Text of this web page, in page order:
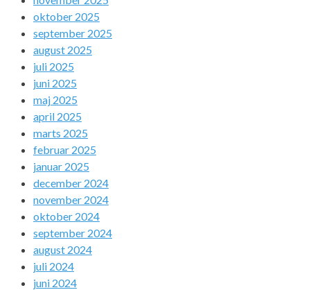
oktober 2025
september 2025
august 2025
juli 2025
juni 2025
maj 2025
april 2025
marts 2025
februar 2025
januar 2025
december 2024
november 2024
oktober 2024
september 2024
august 2024
juli 2024
juni 2024